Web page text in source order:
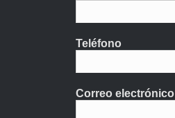
Teléfono
Correo electrónico